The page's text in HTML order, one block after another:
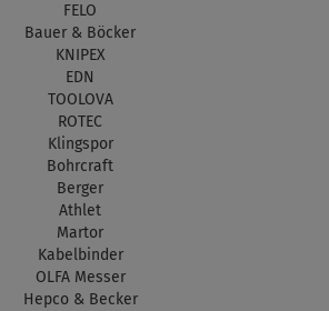
FELO
Bauer & Böcker
KNIPEX
EDN
TOOLOVA
ROTEC
Klingspor
Bohrcraft
Berger
Athlet
Martor
Kabelbinder
OLFA Messer
Hepco & Becker